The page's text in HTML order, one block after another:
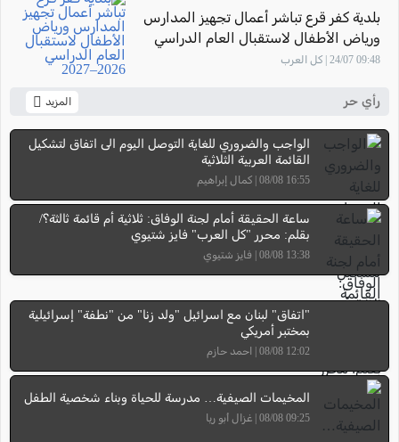
بلدية كفر قرع تباشر أعمال تجهيز المدارس
ورياض الأطفال لاستقبال العام الدراسي
2026–2027
09:48 24/07 | كل العرب
رأي حر المزيد
الواجب والضروري للغاية التوصل اليوم الى اتفاق لتشكيل
القائمة العربية الثلاثية
16:55 08/08 | كمال إبراهيم
ساعة الحقيقة أمام لجنة الوفاق: ثلاثية أم قائمة ثالثة؟/
بقلم: محرر "كل العرب" فايز شتيوي
13:38 08/08 | فايز شتيوي
"اتفاق" لبنان مع اسرائيل "ولد زنا" من "نطفة" إسرائيلية
بمختبر أمريكي
12:02 08/08 | احمد حازم
المخيمات الصيفية… مدرسة للحياة وبناء شخصية الطفل
09:25 08/08 | غزال أبو ريا